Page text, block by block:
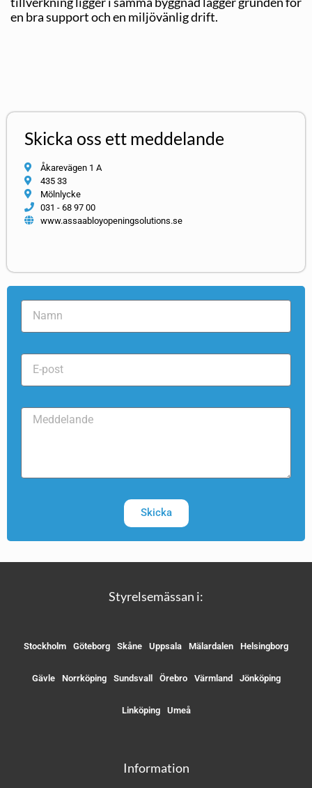
en bra support och en miljövänlig drift.
Skicka oss ett meddelande
Åkarevägen 1 A
435 33
Mölnlycke
031 - 68 97 00
www.assaabloyopeningsolutions.se
Skicka
Styrelsemässan i:
Stockholm Göteborg Skåne Uppsala Mälardalen Helsingborg
Gävle Norrköping Sundsvall Örebro Värmland Jönköping
Linköping Umeå
Information